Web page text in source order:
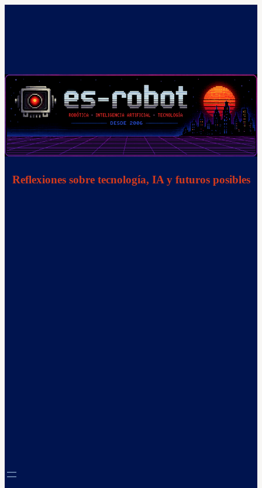
Reflexiones sobre tecnología, IA y futuros posibles